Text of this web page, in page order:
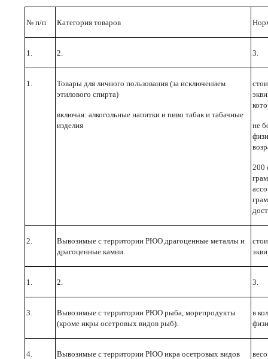
№ п/п Категория товаров
1. 2. 3.
1.
Товары для личного пользования (за исключени­ем
этилового спирта)
включая: алкогольные напитки и пиво табак и табачные
изделия
не
200
2.
Вывозимые с территории РЮО драгоценные ме­таллы и
драгоценные камни.
1. 2. 3.
3.
Вывозимые с территории РЮО рыба, морепро­дукты
(кроме икры осетровых видов рыб).
в
4.
Вывозимые с территории РЮО икра осетровых видов